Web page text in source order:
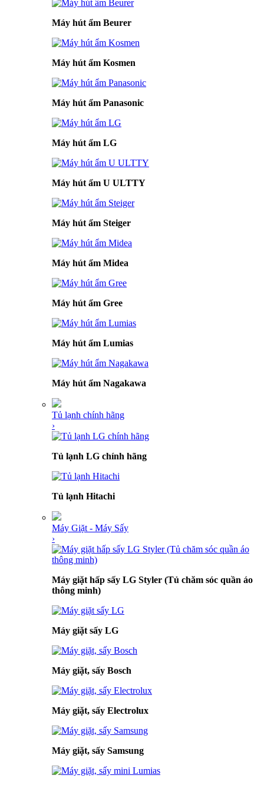
Máy hút ẩm Beurer
Máy hút ẩm Kosmen
Máy hút ẩm Panasonic
Máy hút ẩm LG
Máy hút ẩm U ULTTY
Máy hút ẩm Steiger
Máy hút ẩm Midea
Máy hút ẩm Gree
Máy hút ẩm Lumias
Máy hút ẩm Nagakawa
Tủ lạnh chính hãng
›
Tủ lạnh LG chính hãng
Tủ lạnh Hitachi
Máy Giặt - Máy Sấy
›
Máy giặt hấp sấy LG Styler (Tủ chăm sóc quần áo
thông minh)
Máy giặt sấy LG
Máy giặt, sấy Bosch
Máy giặt, sấy Electrolux
Máy giặt, sấy Samsung